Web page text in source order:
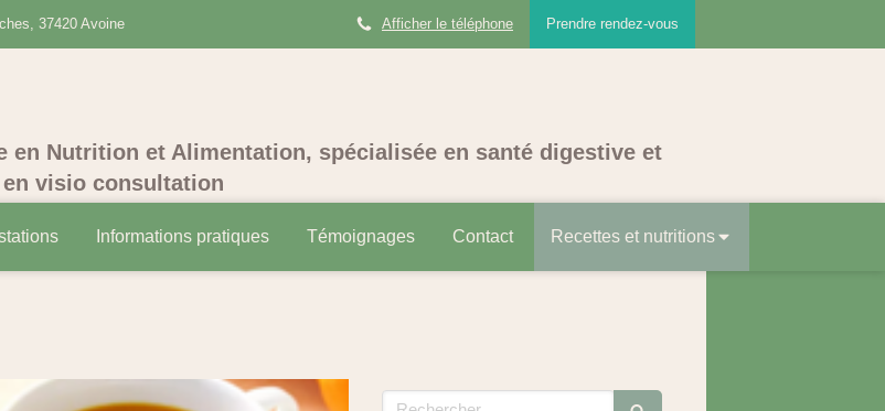
37420 Avoine Prendre rendez-vous
Afficher le téléphone
en Nutrition et Alimentation, spécialisée en santé digestive et
visio consultation
Informations pratiques Témoignages Contact Recettes et nutritions
Rechercher